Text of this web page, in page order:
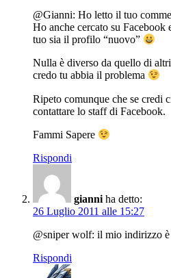
@Gianni: Ho letto il tuo
Ho anche cercato su
tuo sia il profilo “nuovo”
Nulla è diverso da quello di
credo tu abbia il problema
Ripeto comunque che se credi
contattare lo staff di Facebook.
Fammi Sapere
Rispondi
gianni ha detto:
26 Luglio 2011 alle 15:27
@sniper wolf: il mio indirizzo
Rispondi